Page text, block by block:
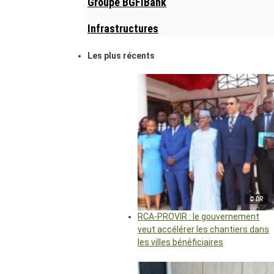
Infrastructures
Les plus récents
© DR
RCA-PROVIR : le gouvernement
veut accélérer les chantiers dans
les villes bénéficiaires